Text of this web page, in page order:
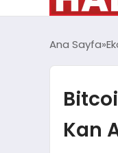
Ana Sayfa
Kan